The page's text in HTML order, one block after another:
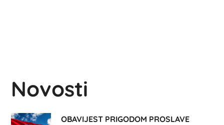
Novosti
OBAVIJEST PRIGODOM PROSLAVE